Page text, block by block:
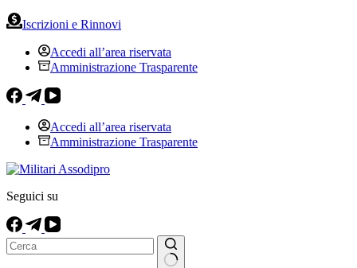
Iscrizioni e Rinnovi
Accedi all’area riservata
Amministrazione Trasparente
Accedi all’area riservata
Amministrazione Trasparente
Seguici su